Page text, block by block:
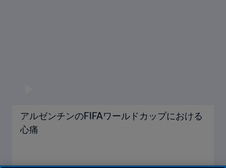
アルゼンチンのFIFAワールドカップにおける
心痛